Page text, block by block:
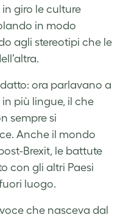
giro le culture
in modo
agli stereotipi che le
ora parlavano a
più lingue, il che
sempre si
Anche il mondo
Brexit, le battute
con gli altri Paesi
luogo.
che nasceva dal